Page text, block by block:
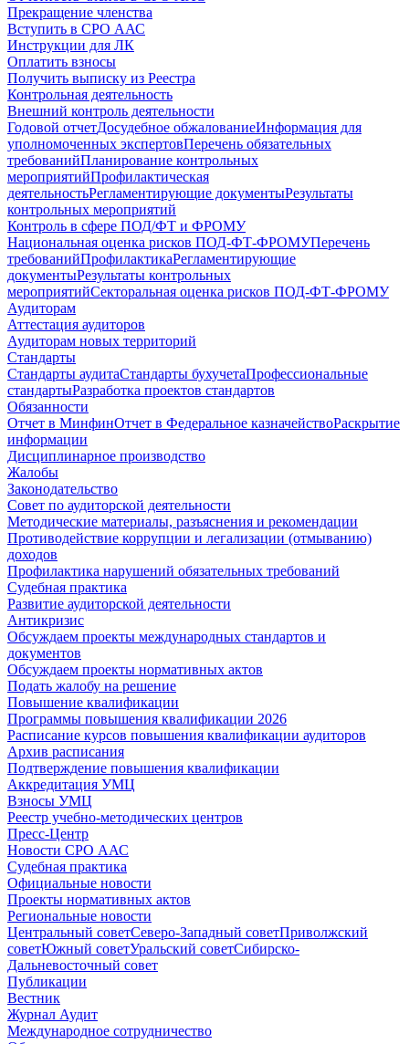
Прекращение членства
Вступить в СРО ААС
Инструкции для ЛК
Оплатить взносы
Получить выписку из Реестра
Контрольная деятельность
Внешний контроль деятельности
Годовой отчетДосудебное обжалованиеИнформация для
уполномоченных экспертовПеречень обязательных
требованийПланирование контрольных
мероприятийПрофилактическая
деятельностьРегламентирующие документыРезультаты
контрольных мероприятий
Контроль в сфере ПОД/ФТ и ФРОМУ
Национальная оценка рисков ПОД-ФТ-ФРОМУПеречень
требованийПрофилактикаРегламентирующие
документыРезультаты контрольных
мероприятийСекторальная оценка рисков ПОД-ФТ-ФРОМУ
Аудиторам
Аттестация аудиторов
Аудиторам новых территорий
Стандарты
Стандарты аудитаСтандарты бухучетаПрофессиональные
стандартыРазработка проектов стандартов
Обязанности
Отчет в МинфинОтчет в Федеральное казначействоРаскрытие
информации
Дисциплинарное производство
Жалобы
Законодательство
Совет по аудиторской деятельности
Методические материалы, разъяснения и рекомендации
Противодействие коррупции и легализации (отмыванию)
доходов
Профилактика нарушений обязательных требований
Судебная практика
Развитие аудиторской деятельности
Антикризис
Обсуждаем проекты международных стандартов и
документов
Обсуждаем проекты нормативных актов
Подать жалобу на решение
Повышение квалификации
Программы повышения квалификации 2026
Расписание курсов повышения квалификации аудиторов
Архив расписания
Подтверждение повышения квалификации
Аккредитация УМЦ
Взносы УМЦ
Реестр учебно-методических центров
Пресс-Центр
Новости СРО ААС
Судебная практика
Официальные новости
Проекты нормативных актов
Региональные новости
Центральный советСеверо-Западный советПриволжский
советЮжный советУральский советСибирско-
Дальневосточный совет
Публикации
Вестник
Журнал Аудит
Международное сотрудничество